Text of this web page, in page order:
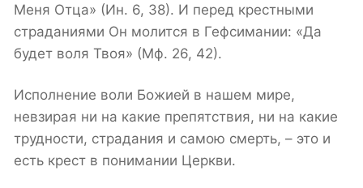
Меня Отца» (Ин. 6, 38). И перед крестными
страданиями Он молится в Гефсимании: «Да
будет воля Твоя» (Мф. 26, 42).
Исполнение воли Божией в нашем мире,
невзирая ни на какие препятствия, ни на какие
трудности, страдания и самою смерть, – это и
есть крест в понимании Церкви.